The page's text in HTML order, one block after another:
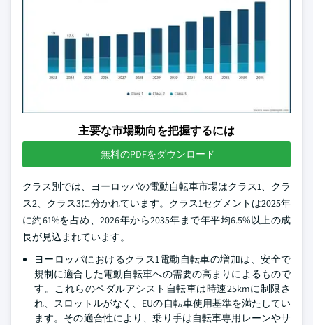
主要な市場動向を把握するには
無料のPDFをダウンロード
クラス別では、ヨーロッパの電動自転車市場はクラス1、クラ
ス2、クラス3に分かれています。クラス1セグメントは2025年
に約61%を占め、2026年から2035年まで年平均6.5%以上の成
長が見込まれています。
ヨーロッパにおけるクラス1電動自転車の増加は、安全で
規制に適合した電動自転車への需要の高まりによるもので
す。これらのペダルアシスト自転車は時速25kmに制限さ
れ、スロットルがなく、EUの自転車使用基準を満たしてい
ます。その適合性により、乗り手は自転車専用レーンやサ